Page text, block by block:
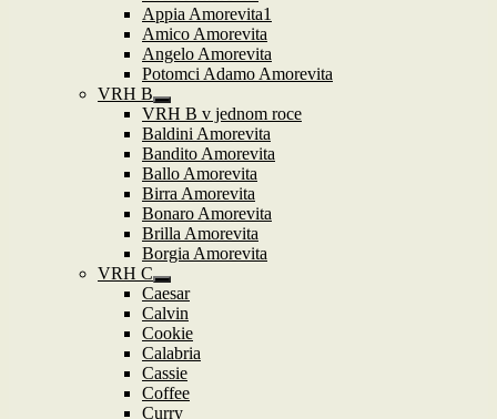
Appia Amorevita1
Amico Amorevita
Angelo Amorevita
Potomci Adamo Amorevita
VRH B
Zobrazit
podřazené
položky
VRH B v jednom roce
Baldini Amorevita
Bandito Amorevita
Ballo Amorevita
Birra Amorevita
Bonaro Amorevita
Brilla Amorevita
Borgia Amorevita
VRH C
Zobrazit
podřazené
položky
Caesar
Calvin
Cookie
Calabria
Cassie
Coffee
Curry